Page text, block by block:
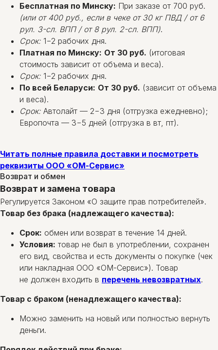
Бесплатная по Минску: При заказе от 700 руб.
(или от 400 руб., если в чеке от 30 кг ПВД / от 6
рул. 3-сл. ВПП / от 8 рул. 2-сл. ВПП).
Срок: 1−2 рабочих дня.
Платная по Минску: От 30 руб. (итоговая
стоимость зависит от объема и веса).
Срок: 1−2 рабочих дня.
По всей Беларуси: От 30 руб. (зависит от объема
и веса).
Срок: Автолайт — 2−3 дня (отгрузка ежедневно);
Европочта — 3−5 дней (отгрузка в вт, пт).
Читать полные правила доставки и посмотреть
реквизиты ООО «ОМ-Сервис»
Возврат и обмен
Возврат и замена товара
Регулируется Законом «О защите прав потребителей».
Товар без брака (надлежащего качества):
Срок: обмен или возврат в течение 14 дней.
Условия: товар не был в употреблении, сохранен
его вид, свойства и есть документы о покупке (чек
или накладная ООО «ОМ-Сервис»). Товар
не должен входить в перечень невозвратных.
Товар с браком (ненадлежащего качества):
Можно заменить на новый или полностью вернуть
деньги.